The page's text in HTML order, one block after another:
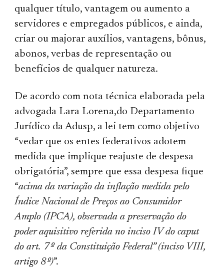
qualquer título, vantagem ou aumento a
servidores e empregados públicos, e ainda,
criar ou majorar auxílios, vantagens, bônus,
abonos, verbas de representação ou
benefícios de qualquer natureza.
De acordo com nota técnica elaborada pela
advogada Lara Lorena,do Departamento
Jurídico da Adusp, a lei tem como objetivo
“vedar que os entes federativos adotem
medida que implique reajuste de despesa
obrigatória”, sempre que essa despesa fique
“acima da variação da inflação medida pelo
Índice Nacional de Preços ao Consumidor
Amplo (IPCA), observada a preservação do
poder aquisitivo referida no inciso IV do caput
do art. 7º da Constituição Federal” (inciso VIII,
artigo 8º)”.